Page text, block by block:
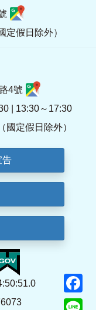
定假日除外）
4號
| 13:30～17:30
國定假日除外）
告